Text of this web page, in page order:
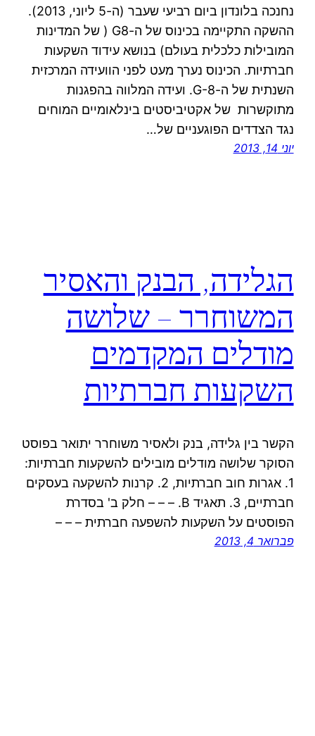
נחנכה בלונדון ביום רביעי שעבר (ה-5 ליוני, 2013).
ההשקה התקיימה בכינוס של ה-G8 ( של המדינות
המובילות כלכלית בעולם) בנושא עידוד השקעות
חברתיות. הכינוס נערך מעט לפני הוועידה המרכזית
השנתית של ה-G-8. ועידה המלווה בהפגנות
מתוקשרות של אקטיביסטים בינלאומיים המוחים
נגד הצדדים הפוגעניים של…
יוני 14, 2013
הגלידה, הבנק והאסיר
המשוחרר – שלושה
מודלים המקדמים
השקעות חברתיות
הקשר בין גלידה, בנק ולאסיר משוחרר יתואר בפוסט
הסוקר שלושה מודלים מובילים להשקעות חברתיות:
1. אגרות חוב חברתיות, 2. קרנות להשקעה בעסקים
חברתיים, 3. תאגיד B. – – – חלק ב' בסדרת
הפוסטים על השקעות להשפעה חברתית – – –
פברואר 4, 2013